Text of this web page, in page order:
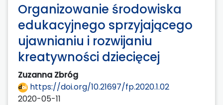
Organizowanie środowiska
edukacyjnego sprzyjającego
ujawnianiu i rozwijaniu
kreatywności dziecięcej
Zuzanna Zbróg
https://doi.org/10.21697/fp.2020.1.02
2020-05-11